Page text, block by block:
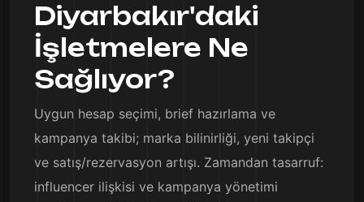
Diyarbakır'daki
İşletmelere Ne
Sağlıyor?
Uygun hesap seçimi, brief hazırlama ve
kampanya takibi; marka bilinirliği, yeni takipçi
ve satış/rezervasyon artışı. Zamandan tasarruf:
influencer ilişkisi ve kampanya yönetimi